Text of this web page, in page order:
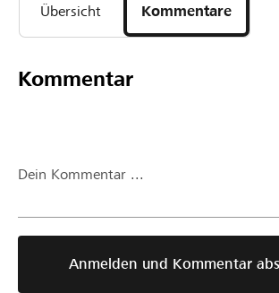
Übersicht Kommentare
Kommentar
Dein Kommentar ...
Anmelden und Kommentar